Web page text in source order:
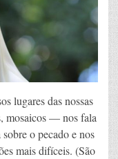
lugares das nossas
mosaicos — nos fala
o pecado e nos
mais difíceis. (São